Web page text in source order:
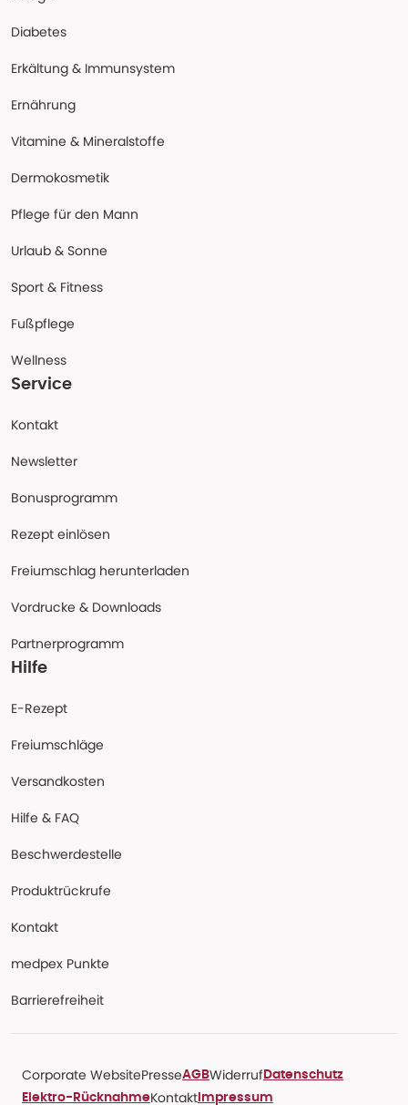
Diabetes
Erkältung & Immunsystem
Ernährung
Vitamine & Mineralstoffe
Dermokosmetik
Pflege für den Mann
Urlaub & Sonne
Sport & Fitness
Fußpflege
Wellness
Service
Kontakt
Newsletter
Bonusprogramm
Rezept einlösen
Freiumschlag herunterladen
Vordrucke & Downloads
Partnerprogramm
Hilfe
E-Rezept
Freiumschläge
Versandkosten
Hilfe & FAQ
Beschwerdestelle
Produktrückrufe
Kontakt
medpex Punkte
Barrierefreiheit
Corporate WebsitePresseAGBWiderruf Datenschutz
Elektro-RücknahmeKontakt Impressum